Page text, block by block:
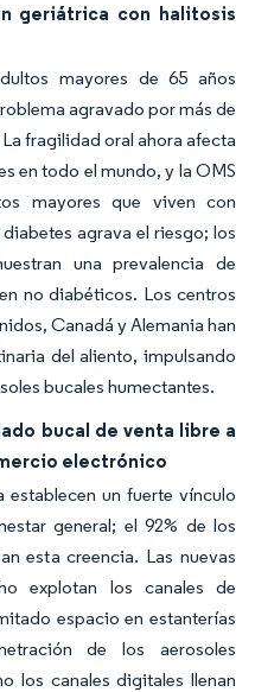
geriátrica con halitosis
mayores de 65 años
agravado por más de
fragilidad oral ahora afecta
en todo el mundo, y la OMS
mayores que viven con
agrava el riesgo; los
una prevalencia de
no diabéticos. Los centros
Canadá y Alemania han
del aliento, impulsando
bucales humectantes.
bucal de venta libre a
electrónico
establecen un fuerte vínculo
general; el 92% de los
esta creencia. Las nuevas
explotan los canales de
espacio en estanterías
de los aerosoles
los canales digitales llenan